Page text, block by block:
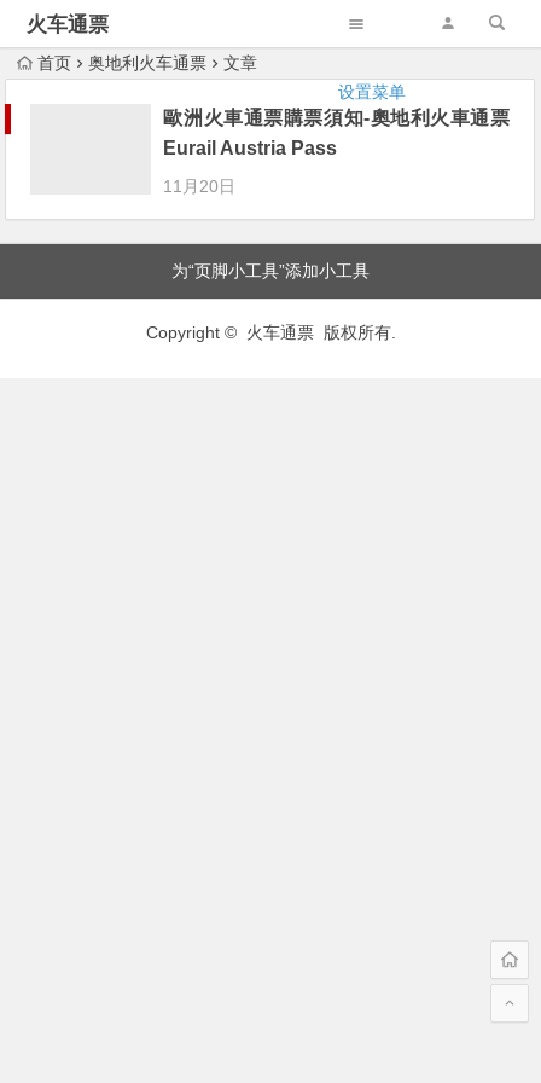
火车通票
设置菜单
首页 奥地利火车通票 文章
歐洲火車通票購票須知-奧地利火車通票
Eurail Austria Pass
11月20日
为“页脚小工具”添加小工具
Copyright © 火车通票 版权所有.